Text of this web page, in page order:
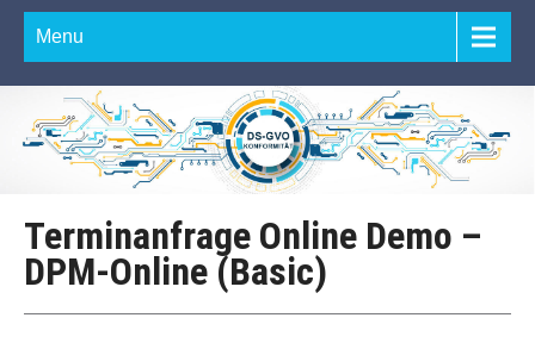
Menu
Terminanfrage Online Demo –
DPM-Online (Basic)